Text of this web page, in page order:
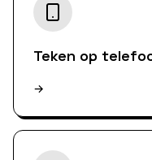
Teken op
→